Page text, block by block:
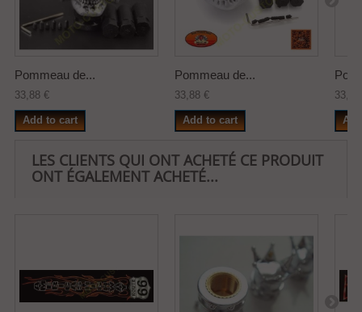
Pommeau de...
33,88 €
Add to cart
Pommeau de...
33,88 €
Add to cart
LES CLIENTS QUI ONT ACHETÉ CE PRODUIT
ONT ÉGALEMENT ACHETÉ...